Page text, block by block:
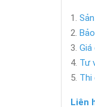
Giá
Tư
Thi
Liên